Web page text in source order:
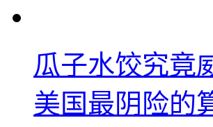
瓜子水饺究竟
美国最阴险的